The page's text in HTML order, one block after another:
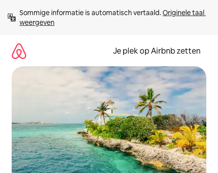
direct
naar
Sommige informatie is automatisch vertaald. Originele taal
weergeven
Je plek op Airbnb zetten